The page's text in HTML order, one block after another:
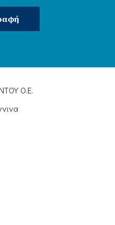
Ο.Ε.